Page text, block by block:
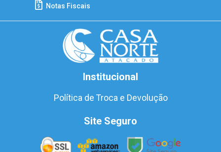
Notas Fiscais
Institucional
Política de Troca e Devolução
Site Seguro